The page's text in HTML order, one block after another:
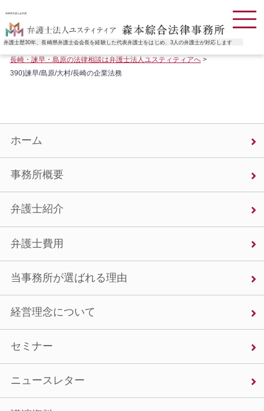
長崎県弁護士会所属
弁護士歴30年、長崎県弁護士会会長を経験した代表弁護士をはじめ、3人の弁護士が対応します
長崎・諫早・島原の法律相談は弁護士法人ユスティティアへ>
390)諫早/島原/大村/長崎の企業法務
ホーム
事務所概要
弁護士紹介
弁護士費用
当事務所が選ばれる理由
経営理念について
セミナー
ニュースレター